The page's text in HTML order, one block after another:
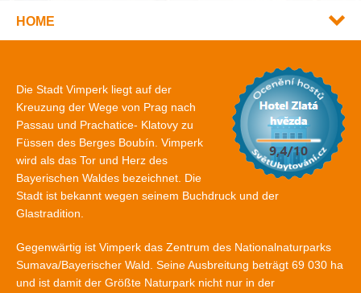
HOME
Die Stadt Vimperk liegt auf der
Kreuzung der Wege von Prag nach
Passau und Prachatice- Klatovy zu
Füssen des Berges Boubín. Vimperk
wird als das Tor und Herz des
Bayerischen Waldes bezeichnet. Die
Stadt ist bekannt wegen seinem Buchdruck und der
Glastradition.
Gegenwärtig ist Vimperk das Zentrum des Nationalnaturparks
Sumava/Bayerischer Wald. Seine Ausbreitung beträgt 69 030 ha
und ist damit der Größte Naturpark nicht nur in der